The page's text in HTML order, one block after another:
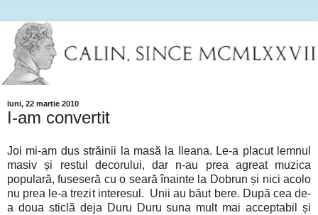
luni, 22 martie 2010
I-am convertit
Joi mi-am dus străinii la masă la Ileana. Le-a placut lemnul
masiv și restul decorului, dar n-au prea agreat muzica
populară, fuseseră cu o seară înainte la Dobrun și nici acolo
nu prea le-a trezit interesul. Unii au băut bere. După cea de-
a doua sticlă deja Duru Duru suna mult mai acceptabil și